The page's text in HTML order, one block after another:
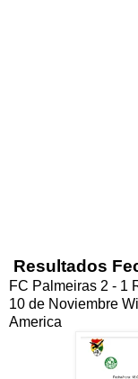
Resultados
FC Palmeiras 2 - 1
10 de Noviembre
America